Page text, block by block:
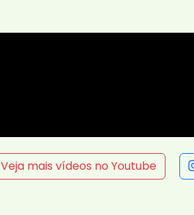
Veja mais vídeos no Youtube